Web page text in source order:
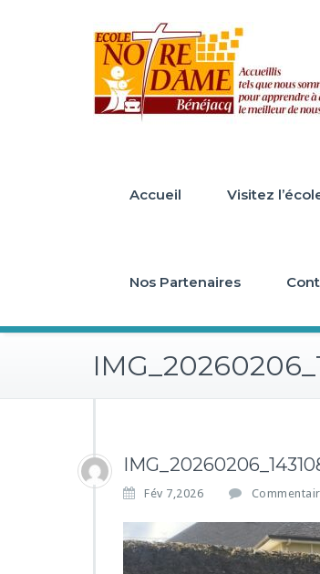
Accueil Visitez
Nos Partenaires
Fév 7,2026